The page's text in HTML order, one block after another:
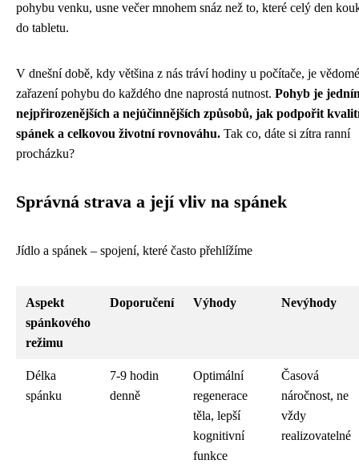
pohybu venku, usne večer mnohem snáz než to, které celý den
do tabletu.
V dnešní době, kdy většina z nás tráví hodiny u počítače, je vědomé
zařazení pohybu do každého dne naprostá nutnost. Pohyb je
nejpřirozenějších a nejúčinnějších způsobů, jak podpořit
spánek a celkovou životní rovnováhu. Tak co, dáte si zítra ranní
procházku?
Správná strava a její vliv na spánek
Jídlo a spánek – spojení, které často přehlížíme
Aspekt
spánkového
režimu
Doporučení Výhody Nevýhody
Délka
spánku
7-9 hodin
denně
Optimální
regenerace
těla, lepší
kognitivní
funkce
Časová
náročnost, ne
vždy
realizovatelné